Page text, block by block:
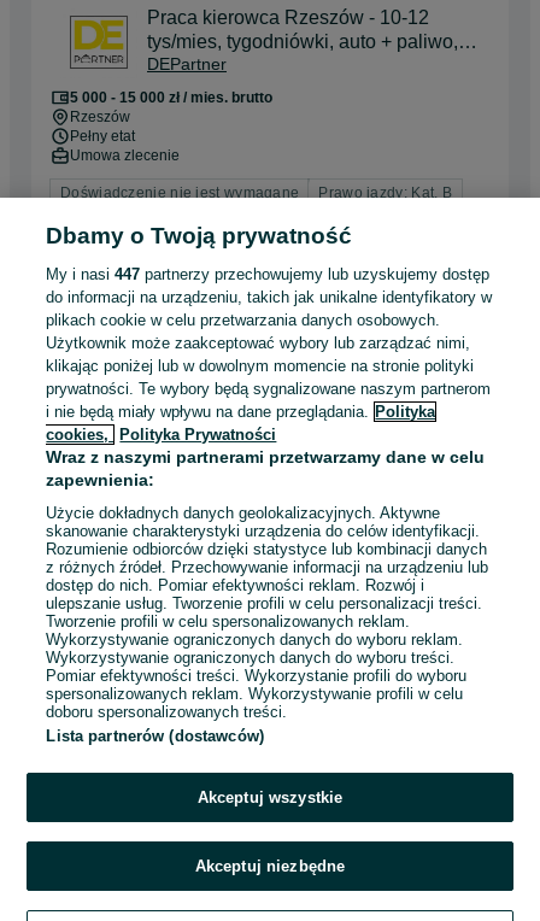
Praca kierowca Rzeszów - 10-12
tys/mies, tygodniówki, auto + paliwo,
bez doświadczenia, od zaraz
DEPartner
5 000 - 15 000 zł / mies. brutto
Rzeszów
Pełny etat
Umowa zlecenie
Doświadczenie nie jest wymagane
Prawo jazdy: Kat. B
Odświeżono dnia 04 sierpnia 2026
Produkcja | Praca na stałe od zaraz. 35 zł брутто +
премія | Житло по 2є | Безкоштовні обіди | Без
досвіду | Без знання мови | Запрошуємо
українців
7 000 - 9 100 zł / mies. brutto
Rzeszów
Pełny etat
Umowa zlecenie
Doświadczenie nie jest wymagane
Dyspozycyjność: Praca zmianowa
Miejsce pracy: W siedzibie firmy
Rekrutacja online
+ 1 inne
05 sierpnia 2026
Strona główna Praca Kierowca Kierowca - Podkarpackie
KATEGORIA
Zadzwoń / SMS Aplikuj
Dbamy o Twoją prywatność
My i nasi447 partnerzy przechowujemy lub uzyskujemy dostęp
do informacji na urządzeniu, takich jak unikalne identyfikatory w
plikach cookie w celu przetwarzania danych osobowych.
Użytkownik może zaakceptować wybory lub zarządzać nimi,
klikając poniżej lub w dowolnym momencie na stronie polityki
prywatności. Te wybory będą sygnalizowane naszym partnerom
i nie będą miały wpływu na dane przeglądania. Polityka
cookies,
Polityka Prywatności
Wraz z naszymi partnerami przetwarzamy dane w celu
zapewnienia:
Użycie dokładnych danych geolokalizacyjnych. Aktywne
skanowanie charakterystyki urządzenia do celów identyfikacji.
Rozumienie odbiorców dzięki statystyce lub kombinacji danych
z różnych źródeł. Przechowywanie informacji na urządzeniu lub
dostęp do nich. Pomiar efektywności reklam. Rozwój i
ulepszanie usług. Tworzenie profili w celu personalizacji treści.
Tworzenie profili w celu spersonalizowanych reklam.
Wykorzystywanie ograniczonych danych do wyboru reklam.
Wykorzystywanie ograniczonych danych do wyboru treści.
Pomiar efektywności treści. Wykorzystanie profili do wyboru
spersonalizowanych reklam. Wykorzystywanie profili w celu
doboru spersonalizowanych treści.
Lista partnerów (dostawców)
Akceptuj wszystkie
Akceptuj niezbędne